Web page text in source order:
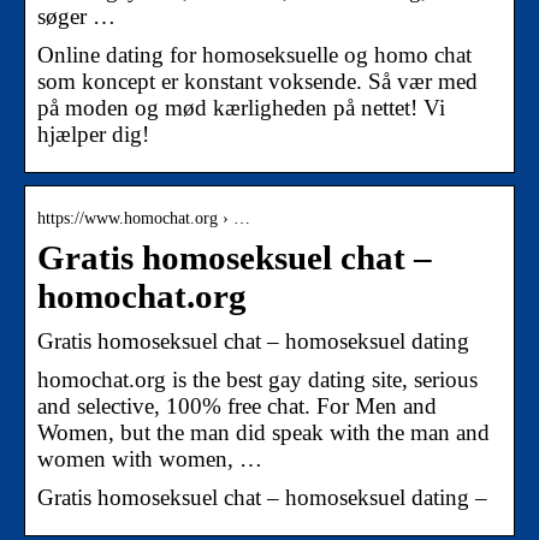
søger …
Online dating for homoseksuelle og homo chat
som koncept er konstant voksende. Så vær med
på moden og mød kærligheden på nettet! Vi
hjælper dig!
https://www.homochat.org › …
Gratis homoseksuel chat –
homochat.org
Gratis homoseksuel chat – homoseksuel dating
homochat.org is the best gay dating site, serious
and selective, 100% free chat. For Men and
Women, but the man did speak with the man and
women with women, …
Gratis homoseksuel chat – homoseksuel dating –